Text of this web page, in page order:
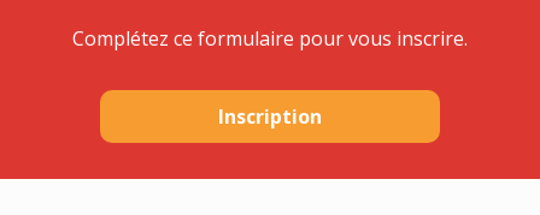
Complétez ce formulaire pour vous inscrire.
Inscription